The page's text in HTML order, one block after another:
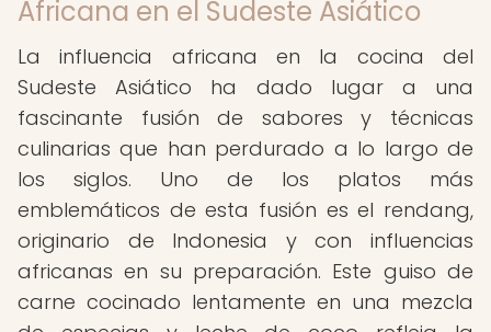
Africana en el Sudeste Asiático
La influencia africana en la cocina del
Sudeste Asiático ha dado lugar a una
fascinante fusión de sabores y técnicas
culinarias que han perdurado a lo largo de
los siglos. Uno de los platos más
emblemáticos de esta fusión es el rendang,
originario de Indonesia y con influencias
africanas en su preparación. Este guiso de
carne cocinado lentamente en una mezcla